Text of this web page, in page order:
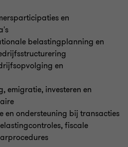
en
belastingplanning en
en
emigratie, investeren en
en ondersteuning bij transacties
fiscale